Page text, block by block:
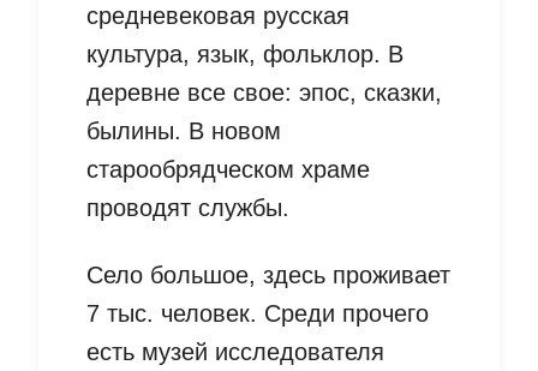
средневековая русская
культура, язык, фольклор. В
деревне все свое: эпос, сказки,
былины. В новом
старообрядческом храме
проводят службы.
Село большое, здесь проживает
7 тыс. человек. Среди прочего
есть музей исследователя